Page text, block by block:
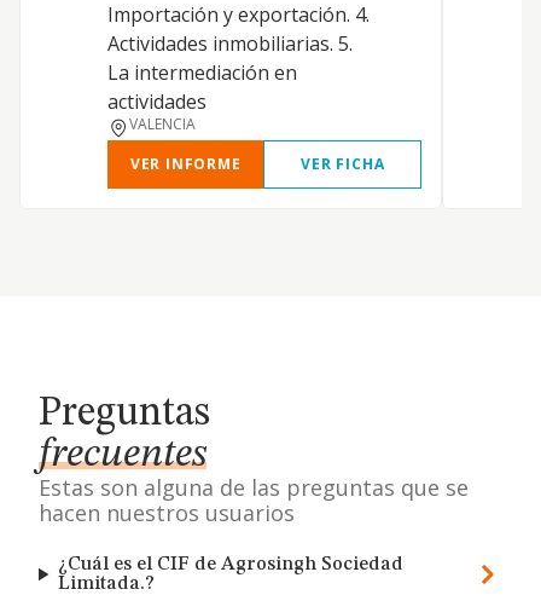
Importación y exportación. 4.
Actividades inmobiliarias. 5.
La intermediación en
actividades
VALENCIA
VER INFORME
VER FICHA
Preguntas
frecuentes
Estas son alguna de las preguntas que se
hacen nuestros usuarios
¿Cuál es el CIF de Agrosingh Sociedad
Limitada.?